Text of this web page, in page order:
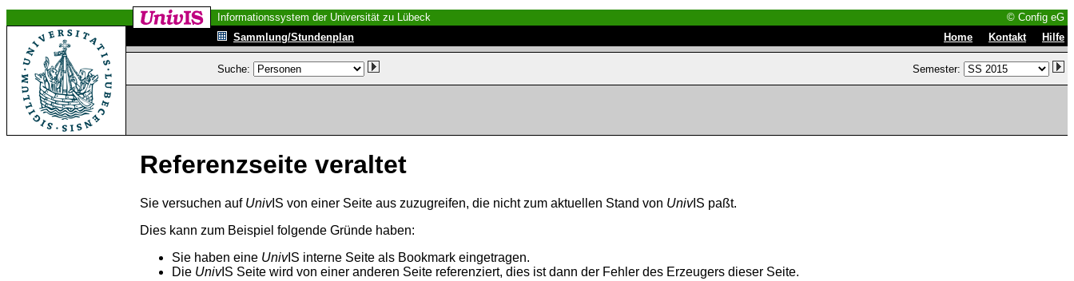
Informationssystem der Universität zu Lübeck
© Config eG
Sammlung/Stundenplan
Home Kontakt Hilfe
Suche: Semester:
Referenzseite veraltet
Sie versuchen auf UnivIS von einer Seite aus zuzugreifen, die nicht zum aktuellen Stand von UnivIS paßt.
Dies kann zum Beispiel folgende Gründe haben:
Sie haben eine UnivIS interne Seite als Bookmark eingetragen.
Die UnivIS Seite wird von einer anderen Seite referenziert, dies ist dann der Fehler des Erzeugers dieser Seite.